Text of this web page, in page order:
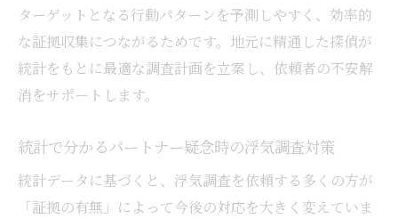
ターゲットとなる行動パターンを予測しやすく、効率的
な証拠収集につながるためです。地元に精通した探偵が
統計をもとに最適な調査計画を立案し、依頼者の不安解
消をサポートします。
統計で分かるパートナー疑念時の浮気調査対策
統計データに基づくと、浮気調査を依頼する多くの方が
「証拠の有無」によって今後の対応を大きく変えていま